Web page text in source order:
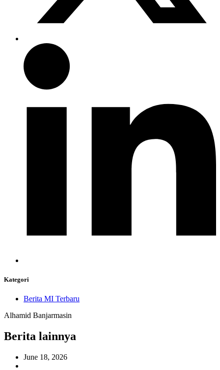
Kategori
Berita MI Terbaru
Alhamid Banjarmasin
Berita lainnya
June 18, 2026